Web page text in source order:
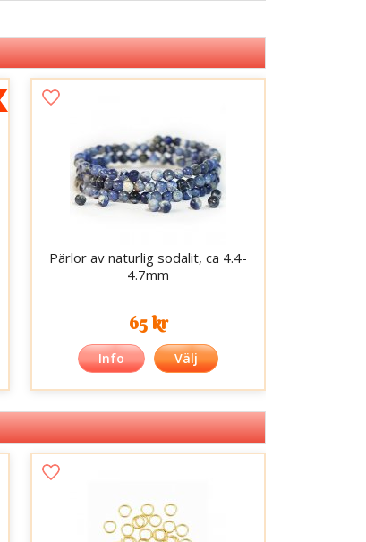
Pärlor av naturlig sodalit, ca 4.4-
4.7mm
65 kr
Info Välj